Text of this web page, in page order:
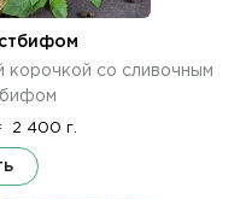
корочкой со сливочным
2 400 г.